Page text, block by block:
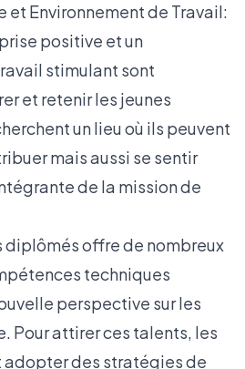
et Environnement de Travail:
positive et un
stimulant sont
et retenir les jeunes
un lieu où ils peuvent
mais aussi se sentir
de la mission de
diplômés offre de nombreux
techniques
perspective sur les
Pour attirer ces talents, les
des stratégies de